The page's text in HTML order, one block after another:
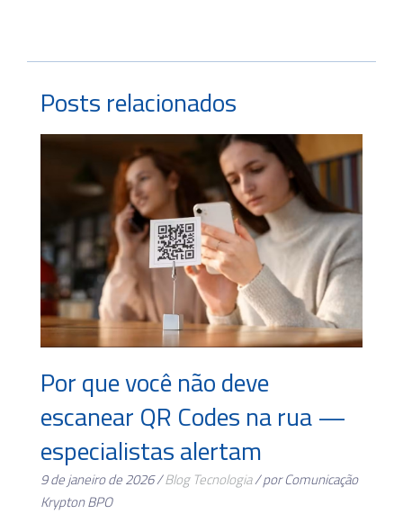
Posts relacionados
Por que você não deve
escanear QR Codes na rua —
especialistas alertam
9 de janeiro de 2026 /Blog Tecnologia/ por Comunicação
Krypton BPO